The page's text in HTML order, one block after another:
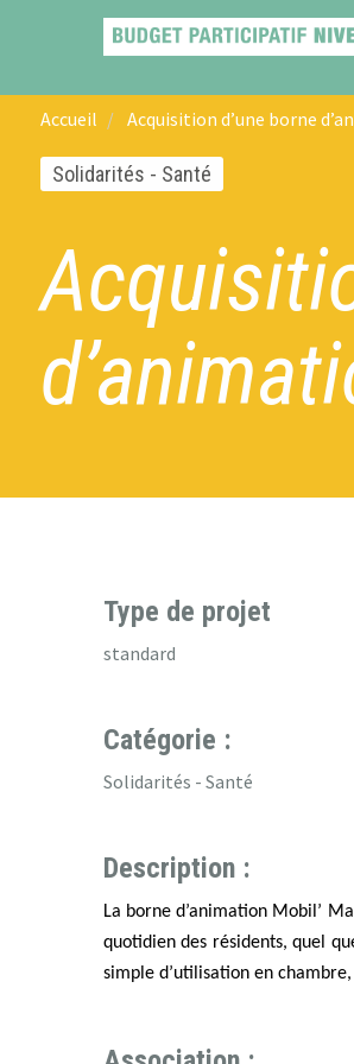
Accueil Acquisition d’une borne
Solidarités - Santé
Type de projet
standard
Catégorie :
Solidarités - Santé
Description :
La borne d’animation Mobil’
quotidien des résidents, quel
simple d’utilisation en